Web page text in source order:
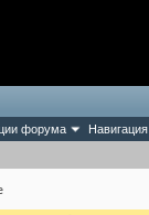
форума Навигация